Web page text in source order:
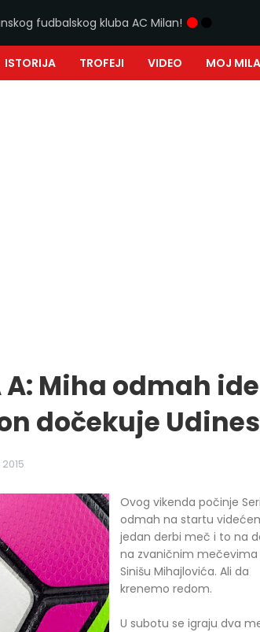
fudbalskog kluba AC Milan!
ISTORIJA TROFEJI VIDEO MOJ
A: Miha odmah
dočekuje
Ovog vikenda počinje
odmah na startu
jedan derbi meč i to na
na zvaničnim mečevima
Sinišu Mihajlovića. Ali da
krenemo redom.
U subotu se igraju dva